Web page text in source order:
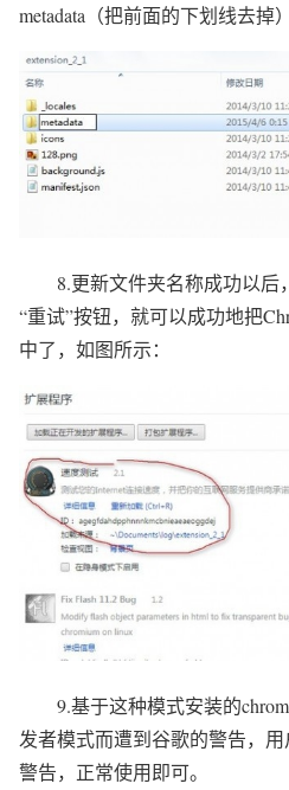
metadata（把前面的下划线去掉
8.更新文件夹名称成功以后
“重试”按钮，就可以成功地把
中了，如图所示：
9.基于这种模式安装的
发者模式而遭到谷歌的警告，用
警告，正常使用即可。